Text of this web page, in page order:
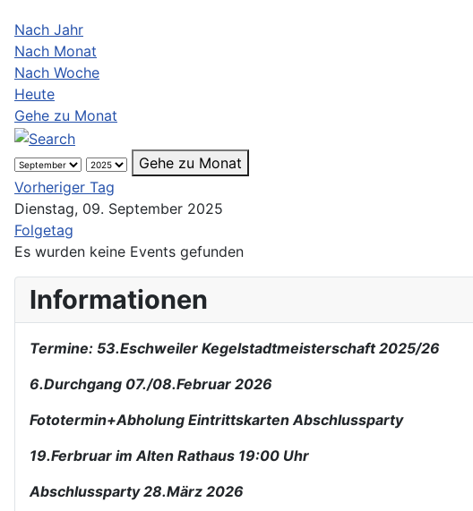
Nach Jahr
Nach Monat
Nach Woche
Heute
Gehe zu Monat
Gehe zu Monat
Vorheriger Tag
Dienstag, 09. September 2025
Folgetag
Es wurden keine Events gefunden
Informationen
Termine: 53.Eschweiler Kegelstadtmeisterschaft 2025/26
6.Durchgang 07./08.Februar 2026
Fototermin+Abholung Eintrittskarten Abschlussparty
19.Ferbruar im Alten Rathaus 19:00 Uhr
Abschlussparty 28.März 2026